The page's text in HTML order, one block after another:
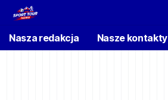
Nasza redakcja Nasze kontakty